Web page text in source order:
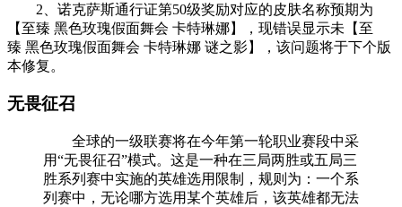
2、诺克萨斯通行证第50级奖励对应的皮肤名称预期为
【至臻 黑色玫瑰假面舞会 卡特琳娜】，现错误显示未【至
臻 黑色玫瑰假面舞会 卡特琳娜 谜之影】，该问题将于下个版
本修复。
无畏征召
全球的一级联赛将在今年第一轮职业赛段中采
用“无畏征召”模式。这是一种在三局两胜或五局三
胜系列赛中实施的英雄选用限制，规则为：一个系
列赛中，无论哪方选用某个英雄后，该英雄都无法